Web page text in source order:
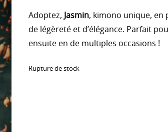
Adoptez, Jasmin, kimono unique, en
de légèreté et d’élégance. Parfait
ensuite en de multiples occasions !
Rupture de stock